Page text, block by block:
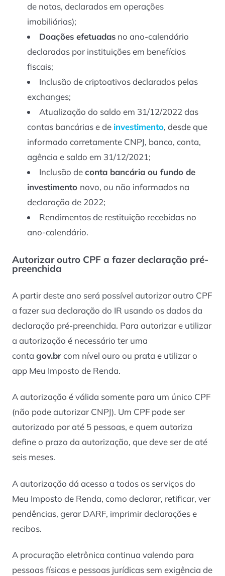
de notas, declarados em operações
imobiliárias);
Doações efetuadasno ano-calendário
declaradas por instituições em benefícios
fiscais;
Inclusão de criptoativos declarados pelas
exchanges;
Atualização do saldo em 31/12/2022 das
contas bancárias e de investimento, desde que
informado corretamente CNPJ, banco, conta,
agência e saldo em 31/12/2021;
Inclusão deconta bancária ou fundo de
investimento novo, ou não informados na
declaração de 2022;
Rendimentos de restituição recebidas no
ano-calendário.
Autorizar outro CPF a fazer declaração pré-
preenchida
A partir deste ano será possível autorizar outro CPF
a fazer sua declaração do IR usando os dados da
declaração pré-preenchida. Para autorizar e utilizar
a autorização é necessário ter uma
conta gov.brcom nível ouro ou prata e utilizar o
app Meu Imposto de Renda.
A autorização é válida somente para um único CPF
(não pode autorizar CNPJ). Um CPF pode ser
autorizado por até 5 pessoas, e quem autoriza
define o prazo da autorização, que deve ser de até
seis meses.
A autorização dá acesso a todos os serviços do
Meu Imposto de Renda, como declarar, retificar, ver
pendências, gerar DARF, imprimir declarações e
recibos.
A procuração eletrônica continua valendo para
pessoas físicas e pessoas jurídicas sem exigência de